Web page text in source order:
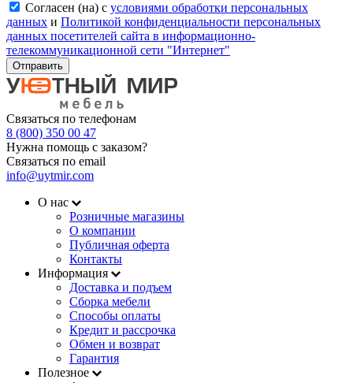
Согласен (на) с условиями обработки персональных
данных и Политикой конфиденциальности персональных
данных посетителей сайта в информационно-
телекоммуникационной сети "Интернет"
Отправить
Связаться по телефонам
8 (800) 350 00 47
Нужна помощь с заказом?
Связаться по email
info@uytmir.com
О нас
Розничные магазины
О компании
Публичная оферта
Контакты
Информация
Доставка и подъем
Сборка мебели
Способы оплаты
Кредит и рассрочка
Обмен и возврат
Гарантия
Полезное